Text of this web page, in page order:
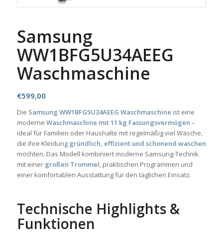
Samsung
WW1BFG5U34AEEG
Waschmaschine
€599,00
Die Samsung WW1BFG5U34AEEG Waschmaschine ist eine
moderne Waschmaschine mit 11 kg Fassungsvermögen –
ideal für Familien oder Haushalte mit regelmäßig viel Wäsche,
die ihre Kleidung gründlich, effizient und schonend waschen
möchten. Das Modell kombiniert moderne Samsung-Technik
mit einer großen Trommel, praktischen Programmen und
einer komfortablen Ausstattung für den täglichen Einsatz.
Technische Highlights &
Funktionen